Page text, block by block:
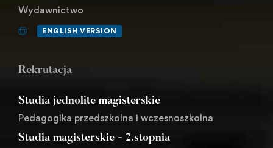
Wydawnictwo
ENGLISH VERSION
Rekrutacja
Studia jednolite magisterskie
Pedagogika przedszkolna i wczesnoszkolna
Studia magisterskie - 2.stopnia